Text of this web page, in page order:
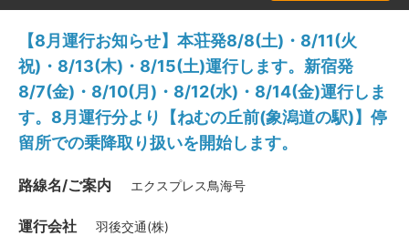
【8月運行お知らせ】本荘発8/8(土)・8/11(火
祝)・8/13(木)・8/15(土)運行します。新宿発
8/7(金)・8/10(月)・8/12(水)・8/14(金)運行しま
す。8月運行分より【ねむの丘前(象潟道の駅)】停
留所での乗降取り扱いを開始します。
路線名/ご案内 エクスプレス鳥海号
運行会社
羽後交通(株)